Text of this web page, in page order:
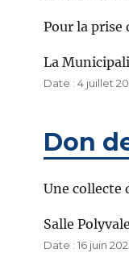
Pour la prise
La
Publié
4 juillet
Don
Une collecte
Salle
Publié
16 juin